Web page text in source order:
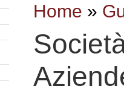
Home »